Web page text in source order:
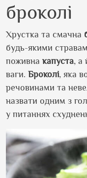
броколі
Хрустка та смачна
будь-якими
поживна капуста, а
ваги. Броколі, яка
речовинами та
назвати одним з
у питаннях